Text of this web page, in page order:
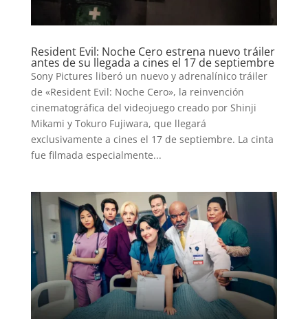
Resident Evil: Noche Cero estrena nuevo tráiler
antes de su llegada a cines el 17 de septiembre
Sony Pictures liberó un nuevo y adrenalínico tráiler
de «Resident Evil: Noche Cero», la reinvención
cinematográfica del videojuego creado por Shinji
Mikami y Tokuro Fujiwara, que llegará
exclusivamente a cines el 17 de septiembre. La cinta
fue filmada especialmente...